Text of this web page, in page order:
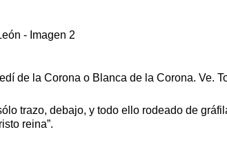
de la Corona o Blanca de la Corona. Ve.
trazo, debajo, y todo ello rodeado de
reina”.